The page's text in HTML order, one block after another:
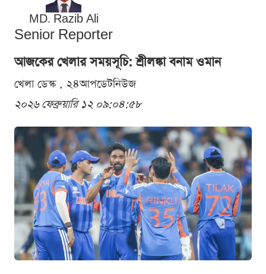
MD. Razib Ali
Senior Reporter
আজকের খেলার সময়সূচি: শ্রীলঙ্কা বনাম ওমান
খেলা ডেস্ক . ২৪আপডেটনিউজ
২০২৬ ফেব্রুয়ারি ১২ ০৯:০৪:৫৮